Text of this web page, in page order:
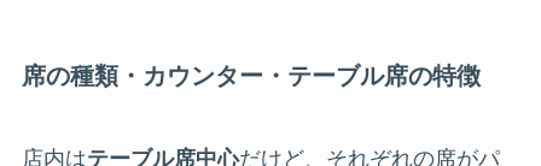
席の種類・カウンター・テーブル席の特徴
店内はテーブル席中心だけど、それぞれの席がパ